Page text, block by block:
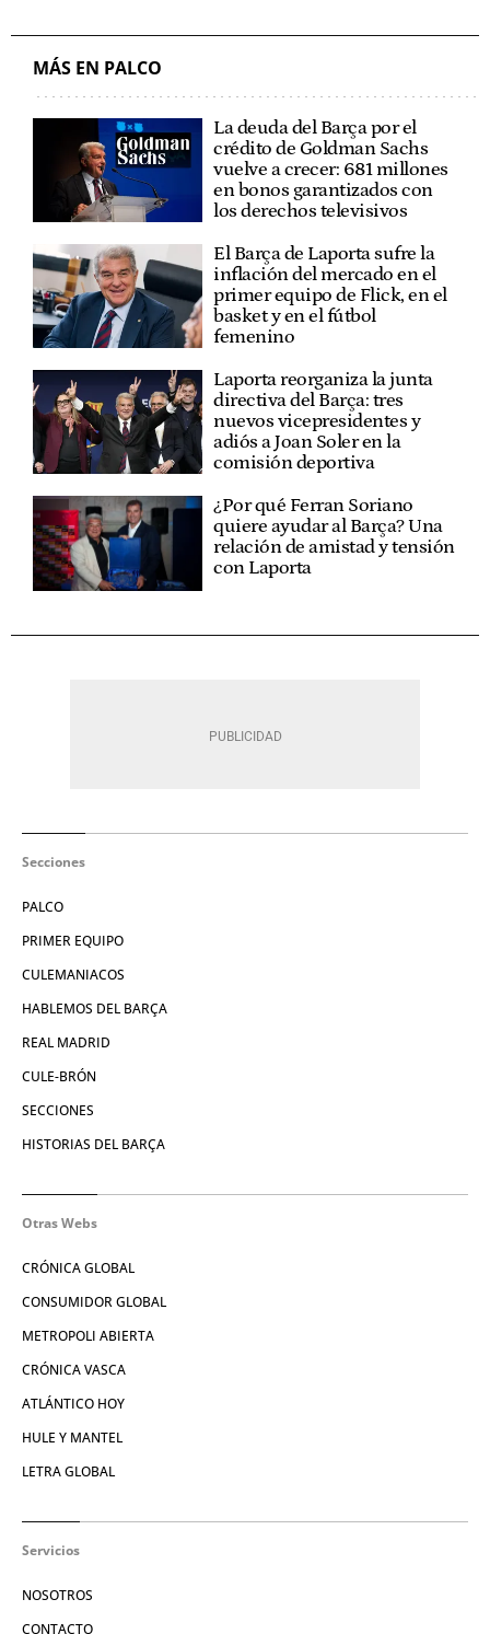
MÁS EN PALCO
La deuda del Barça por el
crédito de Goldman Sachs
vuelve a crecer: 681 millones
en bonos garantizados con
los derechos televisivos
El Barça de Laporta sufre la
inflación del mercado en el
primer equipo de Flick, en el
basket y en el fútbol
femenino
Laporta reorganiza la junta
directiva del Barça: tres
nuevos vicepresidentes y
adiós a Joan Soler en la
comisión deportiva
¿Por qué Ferran Soriano
quiere ayudar al Barça? Una
relación de amistad y tensión
con Laporta
Secciones
PALCO
PRIMER EQUIPO
CULEMANIACOS
HABLEMOS DEL BARÇA
REAL MADRID
CULE-BRÓN
SECCIONES
HISTORIAS DEL BARÇA
Otras Webs
CRÓNICA GLOBAL
CONSUMIDOR GLOBAL
METROPOLI ABIERTA
CRÓNICA VASCA
ATLÁNTICO HOY
HULE Y MANTEL
LETRA GLOBAL
Servicios
NOSOTROS
CONTACTO